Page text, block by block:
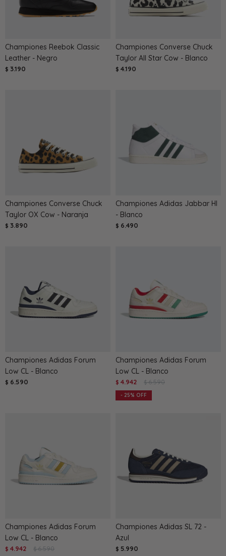
Championes Reebok Classic
Leather - Negro
$ 3.190
Championes Converse Chuck
Taylor All Star Cow - Blanco
$ 4.190
Championes Converse Chuck
Taylor OX Cow - Naranja
$ 3.890
Championes Adidas Jabbar HI
- Blanco
$ 6.490
Championes Adidas Forum
Low CL - Blanco
$ 6.590
Championes Adidas Forum
Low CL - Blanco
$ 4.942 $ 6.590
25
Championes Adidas Forum
Low CL - Blanco
$ 4.942 $ 6.590
Championes Adidas SL 72 -
Azul
$ 5.990